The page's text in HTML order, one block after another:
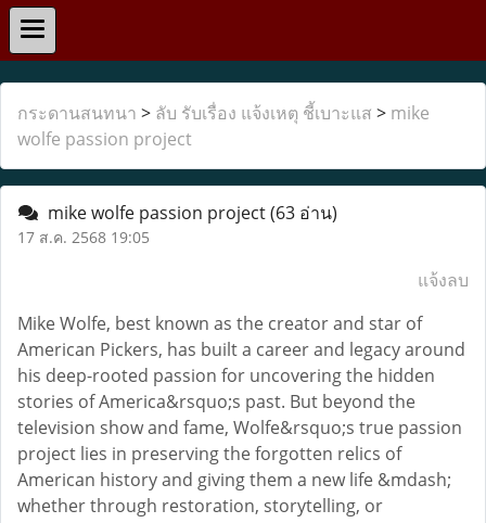
กระดานสนทนา > ลับ รับเรื่อง แจ้งเหตุ ชี้เบาะแส > mike
wolfe passion project
mike wolfe passion project(63 อ่าน)
17 ส.ค. 2568 19:05
แจ้งลบ
Mike Wolfe, best known as the creator and star of
American Pickers, has built a career and legacy around
his deep-rooted passion for uncovering the hidden
stories of America&rsquo;s past. But beyond the
television show and fame, Wolfe&rsquo;s true passion
project lies in preserving the forgotten relics of
American history and giving them a new life &mdash;
whether through restoration, storytelling, or